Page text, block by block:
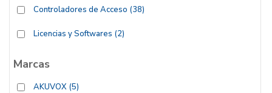
Controladores de Acceso (38)
Licencias y Softwares (2)
Marcas
AKUVOX (5)